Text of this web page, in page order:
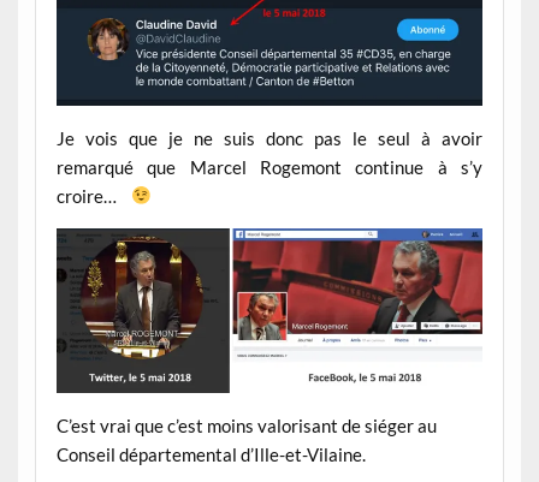
Je vois que je ne suis donc pas le seul à avoir
remarqué que Marcel Rogemont continue à s’y
croire…
C’est vrai que c’est moins valorisant de siéger au
Conseil départemental d’Ille-et-Vilaine.